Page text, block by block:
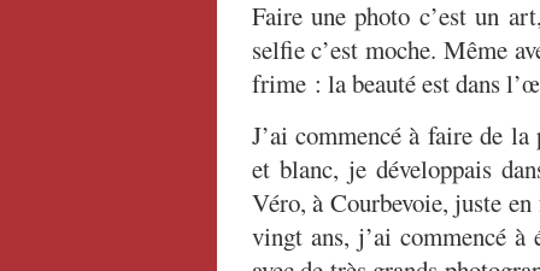
Faire une photo c’est un
selfie c’est moche. Même
frime : la beauté est dans
J’ai commencé à faire de
et blanc, je développais
Véro, à Courbevoie, juste
vingt ans, j’ai commencé